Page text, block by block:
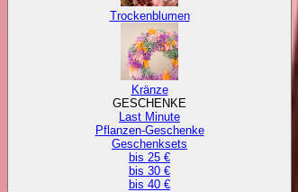
Trockenblumen
Kränze
GESCHENKE
Last Minute
Pflanzen-Geschenke
Geschenksets
bis 25 €
bis 30 €
bis 40 €